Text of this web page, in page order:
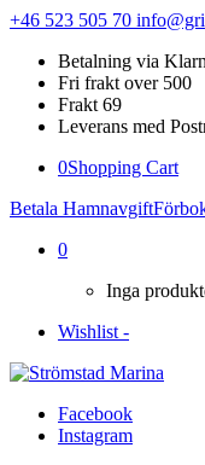
+46 523 505 70
Betalning via
Fri frakt over 500
Frakt 69
Leverans med
0Shopping Cart
Betala Hamnavgift
0
Inga
Wishlist -
Facebook
Instagram